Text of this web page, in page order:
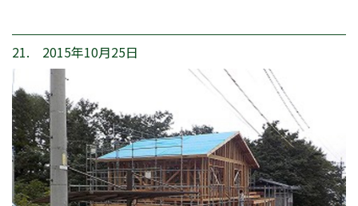
21. 2015年10月25日